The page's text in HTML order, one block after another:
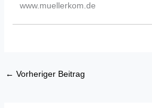
www.muellerkom.de
← Vorheriger Beitrag